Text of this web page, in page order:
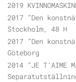
2019
2017 ”Den
Stockholm, 48 H
2017 ”Den
Göteborg
2014 ”JE T’AIME